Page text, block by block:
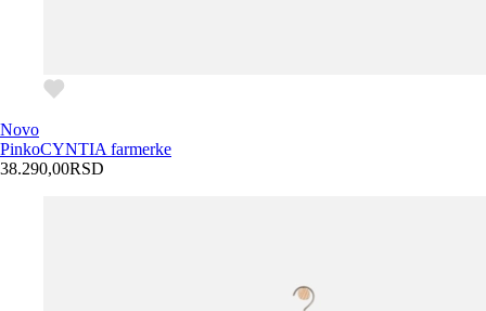
Novo
PinkoCYNTIA farmerke
38.290,00RSD